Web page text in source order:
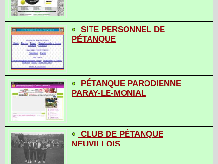
SITE PERSONNEL DE
PÉTANQUE
PÉTANQUE PARODIENNE
PARAY-LE-MONIAL
CLUB DE PÉTANQUE
NEUVILLOIS